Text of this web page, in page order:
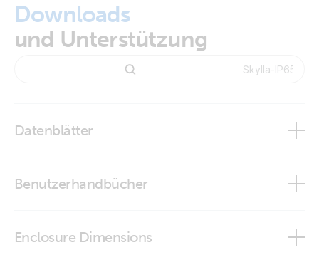
Downloads
und Unterstützung
Datenblätter
Benutzerhandbücher
Enclosure Dimensions